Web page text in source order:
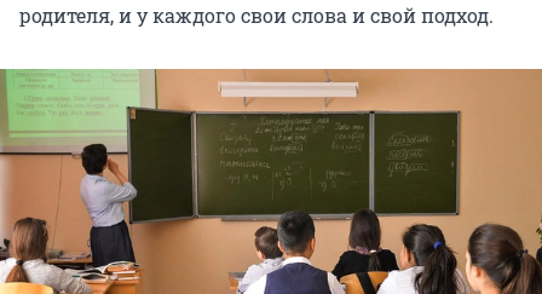
родителя, и у каждого свои слова и свой подход.